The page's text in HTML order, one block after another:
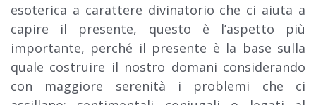
esoterica a carattere divinatorio che ci aiuta a
capire il presente, questo è l’aspetto più
importante, perché il presente è la base sulla
quale costruire il nostro domani considerando
con maggiore serenità i problemi che ci